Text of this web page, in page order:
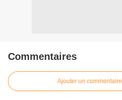
Commentaires
Ajouter un commentaire